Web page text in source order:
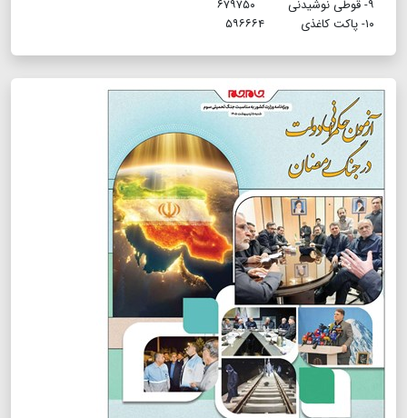
۹- قوطی نوشیدنی ۶۷۹۷۵۰
۱۰- پاکت کاغذی ۵۹۶۶۶۴